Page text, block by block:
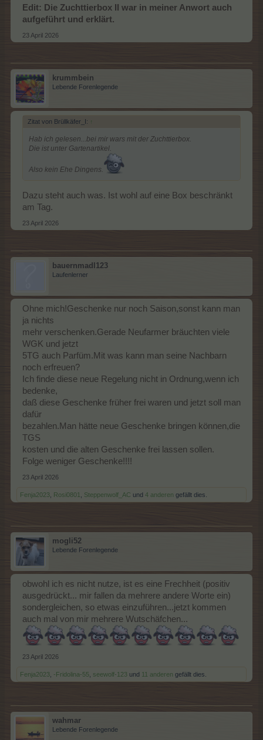
Edit: Die Zuchttierbox II war in meiner Anwort auch
aufgeführt und erklärt.
23 April 2026
krummbein
Lebende Forenlegende
Zitat von Brüllkäfer_I: ↑
Hab ich gelesen...bei mir wars mit der Zuchttierbox.
Die ist unter Gartenartikel.
Also kein Ehe Dingens.
Dazu steht auch was. Ist wohl auf eine Box beschränkt
am Tag.
23 April 2026
bauernmadl123
Laufenlerner
Ohne mich!Geschenke nur noch Saison,sonst kann man
ja nichts
mehr verschenken.Gerade Neufarmer bräuchten viele
WGK und jetzt
5TG auch Parfüm.Mit was kann man seine Nachbarn
noch erfreuen?
Ich finde diese neue Regelung nicht in Ordnung,wenn ich
bedenke,
daß diese Geschenke früher frei waren und jetzt soll man
dafür
bezahlen.Man hätte neue Geschenke bringen können,die
TGS
kosten und die alten Geschenke frei lassen sollen.
Folge weniger Geschenke!!!!
23 April 2026
Fenja2023 Rosi0801 Steppenwolf_AC und 4 anderen gefällt dies.
mogli52
Lebende Forenlegende
obwohl ich es nicht nutze, ist es eine Frechheit (positiv
ausgedrückt... mir fallen da mehrere andere Worte ein)
sondergleichen, so etwas einzuführen...jetzt kommen
auch mal von mir mehrere Wutschäfchen...
23 April 2026
Fenja2023 -Fridolina-55 seewolf-123 und 11 anderen gefällt dies.
wahmar
Lebende Forenlegende